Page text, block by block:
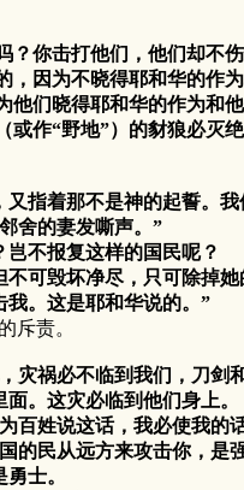
？你击打他们，他们却不
因为不晓得耶和华的作
晓得耶和华的作为和他
“野地”）的豺狼必灭绝
指着那不是神的起誓。
的妻发嘶声。”
不报复这样的国民呢？
毁坏净尽，只可除掉她
。这是耶和华说的。”
责。
灾祸必不临到我们，刀剑
这灾必临到他们身上。
说这话，我必使我的话
从远方来攻击你，是强
士。